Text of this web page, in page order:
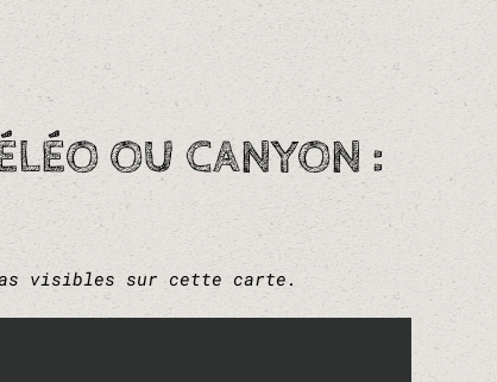
OU CANYON :
visibles sur cette carte.